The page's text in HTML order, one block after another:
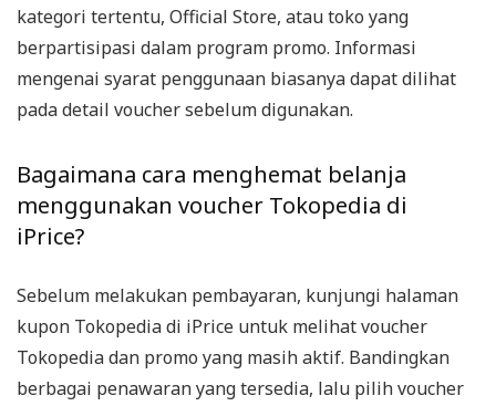
kategori tertentu, Official Store, atau toko yang
berpartisipasi dalam program promo. Informasi
mengenai syarat penggunaan biasanya dapat dilihat
pada detail voucher sebelum digunakan.
Bagaimana cara menghemat belanja
menggunakan voucher Tokopedia di
iPrice?
Sebelum melakukan pembayaran, kunjungi halaman
kupon Tokopedia di iPrice untuk melihat voucher
Tokopedia dan promo yang masih aktif. Bandingkan
berbagai penawaran yang tersedia, lalu pilih voucher